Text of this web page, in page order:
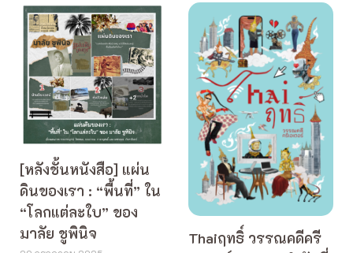
[หลังชั้นหนังสือ] แผ่น
ดินของเรา : “พื้นที่” ใน
“โลกแต่ละใบ” ของ
มาลัย ชูพินิจ
Thaiฤทธิ์ วรรณคดีครี